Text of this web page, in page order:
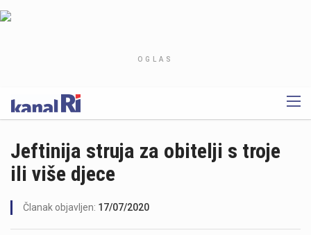
OGLAS
Jeftinija struja za obitelji s troje
ili više djece
Članak objavljen: 17/07/2020